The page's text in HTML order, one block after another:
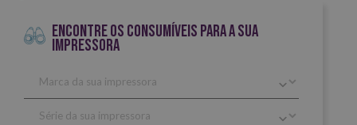
ENCONTRE OS CONSUMÍVEIS PARA A SUA
IMPRESSORA